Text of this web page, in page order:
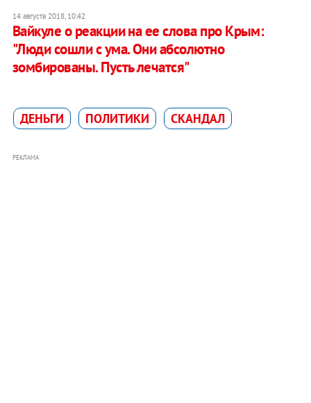
14 августа 2018, 10:42
Вайкуле о реакции на ее слова про Крым:
"Люди сошли с ума. Они абсолютно
зомбированы. Пусть лечатся"
ДЕНЬГИ ПОЛИТИКИ СКАНДАЛ
РЕКЛАМА